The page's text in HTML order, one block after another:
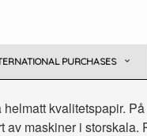
PURCHASES
kvalitetspapir.
maskiner i